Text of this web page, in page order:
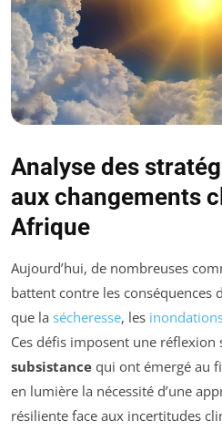
Analyse des
aux changements
Afrique
Aujourd’hui, de nombreuses
battent contre les conséquences
que la sécheresse, les
Ces défis imposent une réflexion
subsistance qui ont émergé au
en lumière la nécessité d’une
résiliente face aux incertitudes